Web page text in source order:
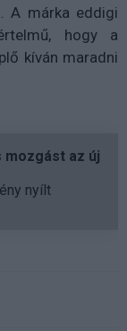
A márka eddigi
hogy a
kíván maradni
az új
nyílt